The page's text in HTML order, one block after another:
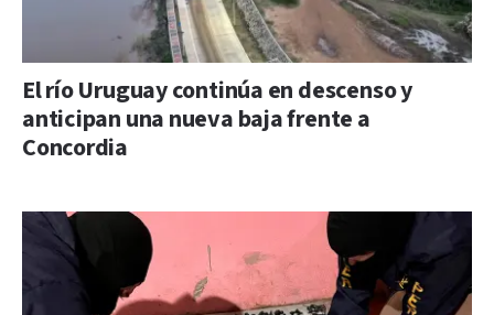
El río Uruguay continúa en descenso y
anticipan una nueva baja frente a
Concordia